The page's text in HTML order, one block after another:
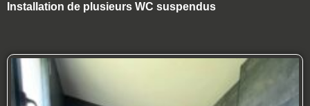
Installation de plusieurs WC suspendus